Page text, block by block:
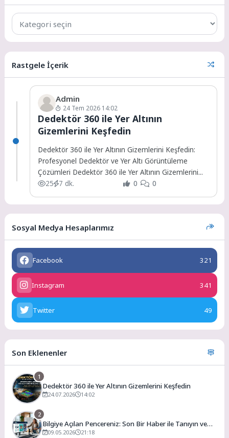
Rastgele İçerik
Admin
24 Tem 2026 14:02
Dedektör 360 ile Yer Altının
Gizemlerini Keşfedin
Dedektör 360 ile Yer Altının Gizemlerini Keşfedin:
Profesyonel Dedektör ve Yer Altı Görüntüleme
Çözümleri Dedektör 360 ile Yer Altının Gizemlerini...
25
7 dk. 0 0
Sosyal Medya Hesaplarımız
Facebook 321
Instagram 341
Twitter 49
Son Eklenenler
1
Dedektör 360 ile Yer Altının Gizemlerini Keşfedin
24.07.2026 14:02
2
Bilgiye Açılan Pencereniz: Son Bir Haber ile Tanıyın ve
Keşfedin
09.05.2026 21:18